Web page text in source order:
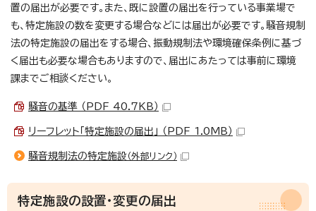
置の届出が必要です。また、既に設置の届出を行っている事業場で
も、特定施設の数を変更する場合などには届出が必要です。騒音規制
法の特定施設の届出をする場合、振動規制法や環境確保条例に基づ
く届出も必要な場合もありますので、届出にあたっては事前に環境
課までご相談ください。
騒音の基準 （PDF 40.7KB）
リーフレット「特定施設の届出」 （PDF 1.0MB）
騒音規制法の特定施設 （外部リンク）
特定施設の設置・変更の届出